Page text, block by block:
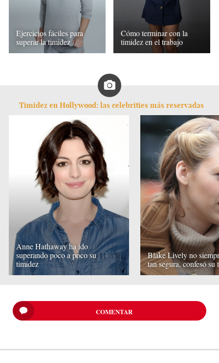
Ejercicios fáciles para
superar la timidez
Cómo terminar con la
timidez en el trabajo
Timidez en Hollywood: las celebrities más reservadas
Anne Hathaway ha ido
superando poco a poco su
timidez
Blake Lively no
tan segura, confesó su
COMENTAR